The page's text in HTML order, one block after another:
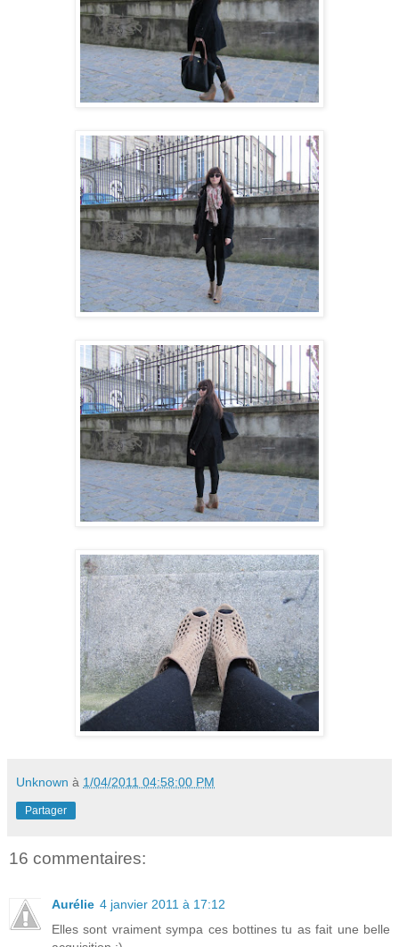
Unknown à 1/04/2011 04:58:00 PM
Partager
16 commentaires:
Aurélie 4 janvier 2011 à 17:12
Elles sont vraiment sympa ces bottines tu as fait une belle